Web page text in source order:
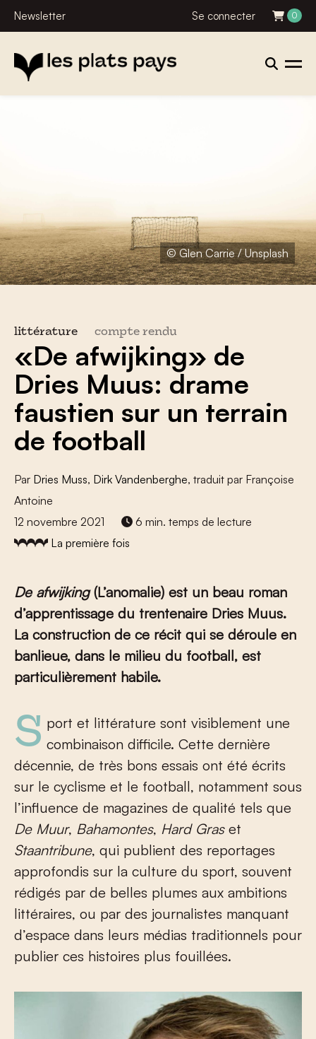
Newsletter Se connecter 0
© Glen Carrie / Unsplash
littérature compte rendu
«De afwijking» de
Dries Muus: drame
faustien sur un terrain
de football
Par Dries Muss, Dirk Vandenberghe, traduit par Françoise
Antoine
12 novembre 2021
6 min. temps de lecture
La première fois
De afwijking(L’anomalie) est un beau roman
d’apprentissage du trentenaire Dries Muus.
La construction de ce récit qui se déroule en
banlieue, dans le milieu du football, est
particulièrement habile.
Sport et littérature sont visiblement une combinaison difficile. Cette dernière
décennie, de très bons essais ont été écrits
sur le cyclisme et le football, notamment sous
l’influence de magazines de qualité tels que
De Muur, Bahamontes, Hard Graset
Staantribune, qui publient des reportages
approfondis sur la culture du sport, souvent
rédigés par de belles plumes aux ambitions
littéraires, ou par des journalistes manquant
d’espace dans leurs médias traditionnels pour
publier ces histoires plus fouillées.